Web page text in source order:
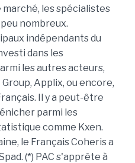
marché, les spécialistes
nombreux.
indépendants du
dans les
les autres acteurs,
Applix, ou encore,
Il y a peut-être
parmi les
comme Kxen.
le Français Coheris a
(*) PAC s'apprête à